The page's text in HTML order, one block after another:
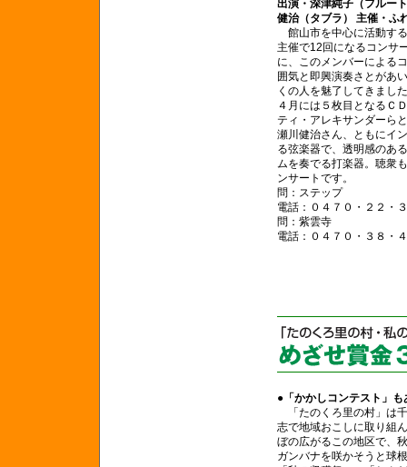
出演・深津純子（フルー
健治（タブラ） 主催・ふ
館山市を中心に活動す
主催で12回になるコンサ
に、このメンバーによる
囲気と即興演奏さとがあ
くの人を魅了してきまし
４月には５枚目となるＣ
ティ・アレキサンダーら
瀬川健治さん、ともにイ
る弦楽器で、透明感のあ
ムを奏でる打楽器。聴衆
ンサートです。
問：ステップ
電話：０４７０・２２・
問：紫雲寺
電話：０４７０・３８・
●「かかしコンテスト」
「たのくろ里の村」は
志で地域おこしに取り組
ぼの広がるこの地区で、
ガンバナを咲かそうと球